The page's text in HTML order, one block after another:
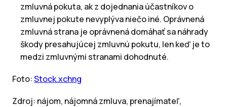
zmluvná pokuta, ak z dojednania účastníkov o
zmluvnej pokute nevyplýva niečo iné. Oprávnená
zmluvná strana je oprávnená domáhať sa náhrady
škody presahujúcej zmluvnú pokutu, len keď je to
medzi zmluvnými stranami dohodnuté.
Foto:Stock.xchng
Zdroj: nájom, nájomná zmluva, prenajímateľ,